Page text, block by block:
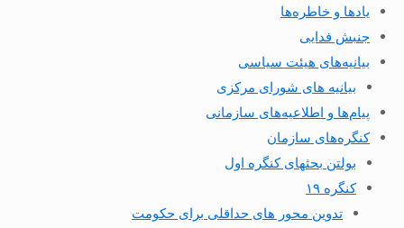
یادها و خاطره‌ها
جنبش فدایی
بیانیه‌های هیئت سیاسی
بیانیه های شورای مرکزی
پیام‌ها و اطلاعیه‌های سازمانی
کنگره‌های سازمان
بولتن بحثهای کنگره اول
کنگره ۱۹
تدوین محور های حداقلی برای حکومت